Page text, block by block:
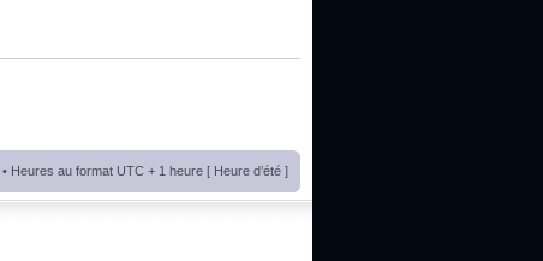
• Heures au format UTC + 1 heure [ Heure d’été ]